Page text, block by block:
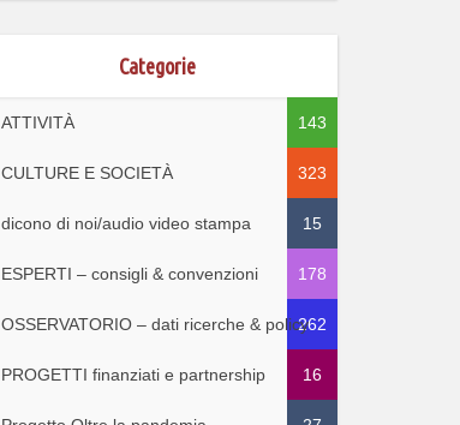
Categorie
ATTIVITÀ 143
CULTURE E SOCIETÀ 323
dicono di noi/audio video stampa 15
ESPERTI – consigli & convenzioni 178
OSSERVATORIO – dati ricerche & policy262
PROGETTI finanziati e partnership 16